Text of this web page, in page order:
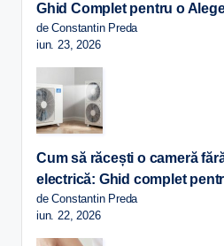
Ghid Complet pentru o
de Constantin Preda
iun. 23, 2026
Cum să răcești o cameră
electrică: Ghid complet
de Constantin Preda
iun. 22, 2026